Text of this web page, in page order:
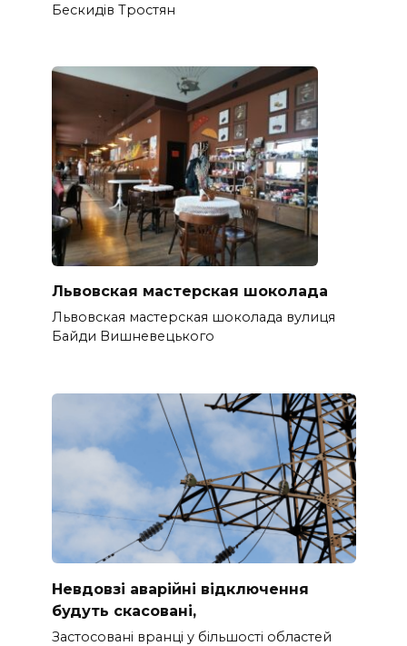
Бескидів Тростян
Львовская мастерская шоколада
Львовская мастерская шоколада вулиця
Байди Вишневецького
Невдовзі аварійні відключення
будуть скасовані,
Застосовані вранці у більшості областей